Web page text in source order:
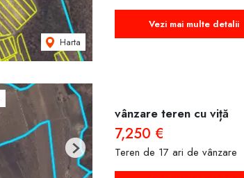
Harta
Vezi mai multe detalii
Next
vânzare teren cu viță
7,250 €
Teren de 17 ari de vânzare